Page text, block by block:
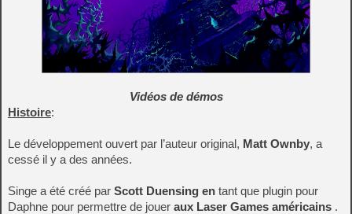
Vidéos de démos
Histoire:
Le développement ouvert par l’auteur original, Matt Ownby, a
cessé il y a des années.
Singe a été créé par Scott Duensing en tant que plugin pour
Daphne pour permettre de jouer aux Laser Games américains .